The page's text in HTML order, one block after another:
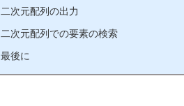
二次元配列の出力
二次元配列での要素の検索
最後に